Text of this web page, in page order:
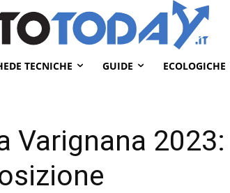
TECNICHE GUIDE ECOLOGICHE
Varignana 2023: